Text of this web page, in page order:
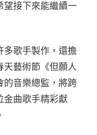
望接下來能繼續一
多歌手製作，還擔
天藝術節《但願人
的音樂總監，將跨
金曲歌手精彩獻